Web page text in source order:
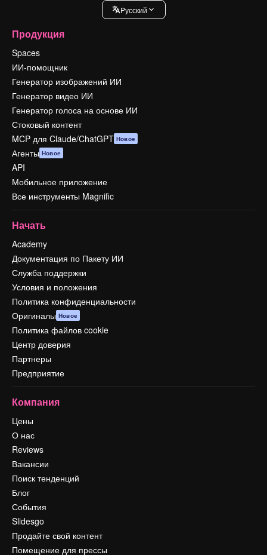
Pусский
Продукция
Spaces
ИИ-помощник
Генератор изображений ИИ
Генератор видео ИИ
Генератор голоса на основе ИИ
Стоковый контент
MCP для Claude/ChatGPT Новое
Агенты Новое
API
Мобильное приложение
Все инструменты Magnific
Начать
Academy
Документация по Пакету ИИ
Служба поддержки
Условия и положения
Политика конфиденциальности
Оригиналы Новое
Политика файлов cookie
Центр доверия
Партнеры
Предприятие
Компания
Цены
О нас
Reviews
Вакансии
Поиск тенденций
Блог
События
Slidesgo
Продайте свой контент
Помещение для прессы